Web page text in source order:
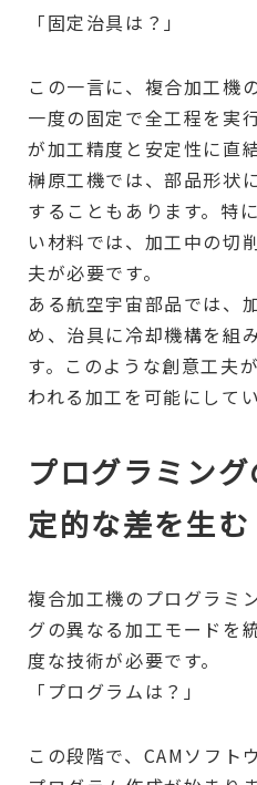
「固定治具は？」
この一言に、複合加工機
一度の固定で全工程を実
が加工精度と安定性に直
榊原工機では、部品形状
することもあります。特
い材料では、加工中の切
夫が必要です。
ある航空宇宙部品では、
め、治具に冷却機構を組
す。このような創意工夫
われる加工を可能にしてい
プログラミン
定的な差を生む
複合加工機のプログラミ
グの異なる加工モードを
度な技術が必要です。
「プログラムは？」
この段階で、CAMソフト